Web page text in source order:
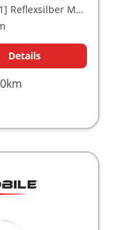
[8EA1] Reflexsilber Metallic / Dach Schwarz
Details